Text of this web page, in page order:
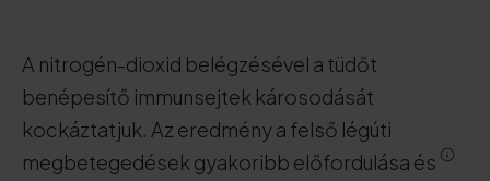
A nitrogén-dioxid belégzésével a tüdőt
benépesítő immunsejtek károsodását
kockáztatjuk. Az eredmény a felső légúti
megbetegedések gyakoribb előfordulása és